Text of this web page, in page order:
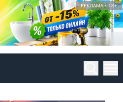
РЕКЛАМА • 18+